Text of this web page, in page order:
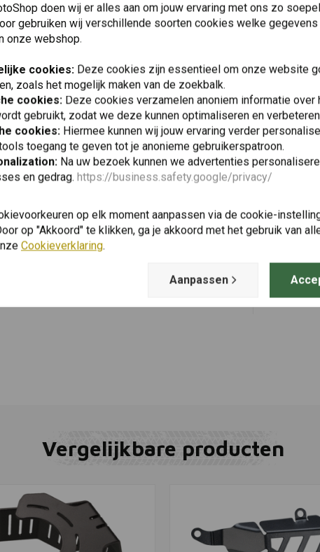
Ténéré
€123,92
Links/
700 |
€77,95
Vergelijkbare producten
doen wij er alles aan om jouw ervaring met ons zo
gebruiken wij verschillende soorten cookies welke
onze webshop.
cookies: Deze cookies zijn essentieel om onze website
zoals het mogelijk maken van de zoekbalk.
cookies: Deze cookies verzamelen anoniem informatie over
gebruikt, zodat we deze kunnen optimaliseren en
cookies: Hiermee kunnen wij jouw ervaring verder
toegang te geven tot je anonieme gebruikerspatroon.
Na uw bezoek kunnen we advertenties
en gedrag. https://business.safety.google/privacy/
op elk moment aanpassen via de cookie-
op "Akkoord" te klikken, ga je akkoord met het gebruik van
Cookieverklaring.
Aanpassen